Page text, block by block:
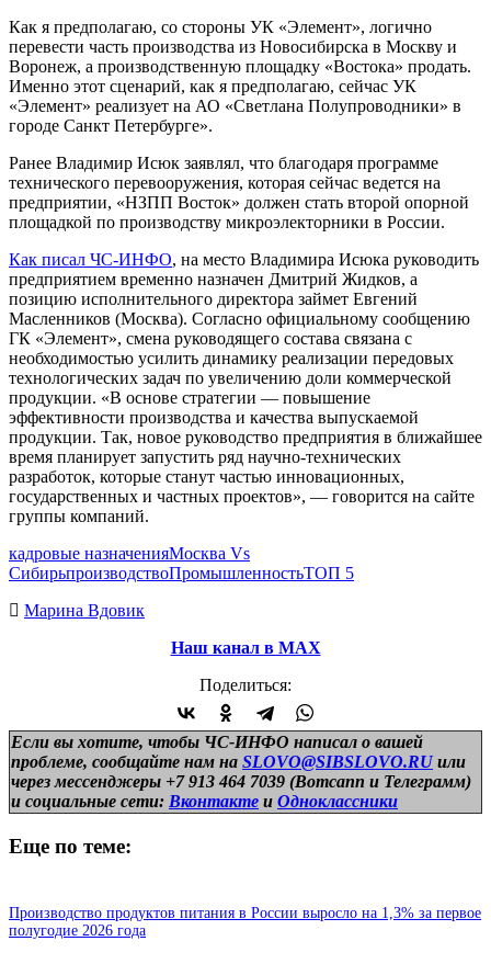
Как я предполагаю, со стороны УК «Элемент», логично
перевести часть производства из Новосибирска в Москву и
Воронеж, а производственную площадку «Востока» продать.
Именно этот сценарий, как я предполагаю, сейчас УК
«Элемент» реализует на АО «Светлана Полупроводники» в
городе Санкт Петербурге».
Ранее Владимир Исюк заявлял, что благодаря программе
технического перевооружения, которая сейчас ведется на
предприятии, «НЗПП Восток» должен стать второй опорной
площадкой по производству микроэлекторники в России.
Как писал ЧС-ИНФО, на место Владимира Исюка руководить
предприятием временно назначен Дмитрий Жидков, а
позицию исполнительного директора займет Евгений
Масленников (Москва). Согласно официальному сообщению
ГК «Элемент», смена руководящего состава связана с
необходимостью усилить динамику реализации передовых
технологических задач по увеличению доли коммерческой
продукции. «В основе стратегии — повышение
эффективности производства и качества выпускаемой
продукции. Так, новое руководство предприятия в ближайшее
время планирует запустить ряд научно-технических
разработок, которые станут частью инновационных,
государственных и частных проектов», — говорится на сайте
группы компаний.
кадровые назначенияМосква Vs
СибирьпроизводствоПромышленностьТОП 5
Марина Вдовик
Наш канал в МАХ
Поделиться:
Если вы хотите, чтобы ЧС-ИНФО написал о вашей
проблеме, сообщайте нам на SLOVO@SIBSLOVO.RU или
через мессенджеры +7 913 464 7039 (Вотсапп и Телеграмм)
и социальные сети: Вконтакте и Одноклассники
Еще по теме:
Производство продуктов питания в России выросло на 1,3% за первое
полугодие 2026 года